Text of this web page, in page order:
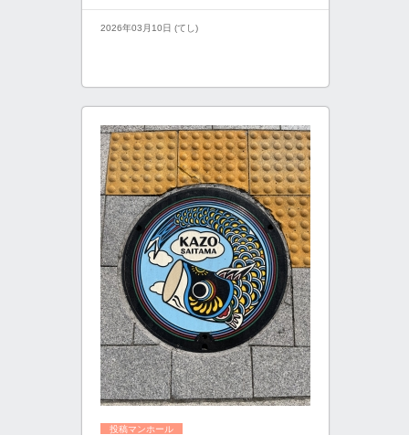
2026年03月10日 (てし)
投稿マンホール